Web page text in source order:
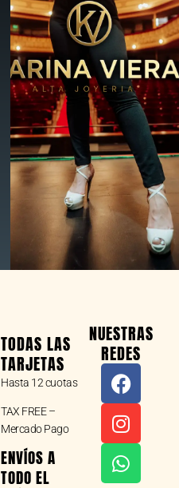
TODAS LAS
TARJETAS
Hasta 12 cuotas
TAX FREE –
Mercado Pago
ENVÍOS A
TODO EL
NUESTRAS
REDES
F
a
c
e
b
o
I
n
s
t
a
g
W
h
a
t
s
a